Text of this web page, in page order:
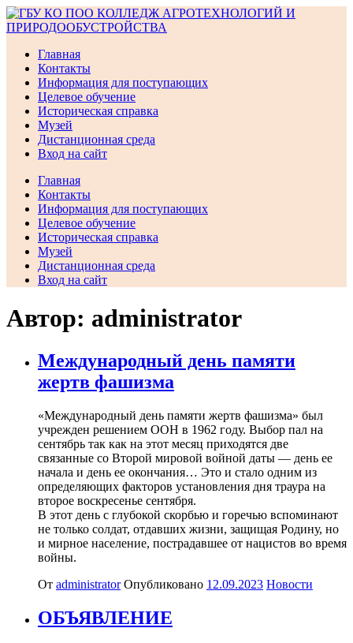
Перейти
к
Главная
Контакты
Информация для поступающих
Целевое обучение
Историческая справка
Музей
Дистанционная среда
Вход на сайт
Главная
Контакты
Информация для поступающих
Целевое обучение
Историческая справка
Музей
Дистанционная среда
Вход на сайт
Автор: administrator
Международный день памяти
жертв фашизма
«Международный день памяти жертв фашизма» был
учрежден решением ООН в 1962 году. Выбор пал на
сентябрь так как на этот месяц приходятся две
связанные со Второй мировой войной даты — день ее
начала и день ее окончания… Это и стало одним из
определяющих факторов установления дня траура на
второе воскресенье сентября.
В этот день с глубокой скорбью и горечью вспоминают
не только солдат, отдавших жизни, защищая Родину, но
и мирное население, пострадавшее от нацистов во время
войны.
От administrator Опубликовано 12.09.2023 Новости
ОБЪЯВЛЕНИЕ